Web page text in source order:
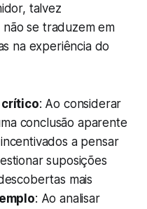
talvez
se traduzem em
na experiência do
crítico: Ao considerar
conclusão aparente
a pensar
suposições
mais
: Ao analisar